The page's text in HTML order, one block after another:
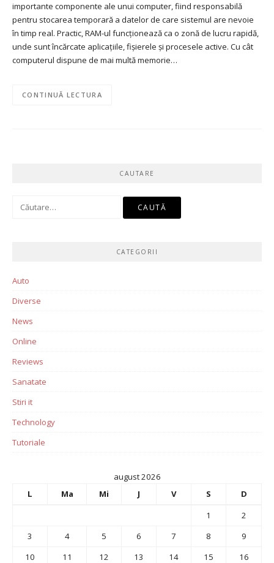
importante componente ale unui computer, fiind responsabilă
pentru stocarea temporară a datelor de care sistemul are nevoie
în timp real. Practic, RAM-ul funcționează ca o zonă de lucru rapidă,
unde sunt încărcate aplicațiile, fișierele și procesele active. Cu cât
computerul dispune de mai multă memorie…
CONTINUĂ LECTURA
CAUTARE
Caută
CATEGORII
Auto
Diverse
News
Online
Reviews
Sanatate
Stiri it
Technology
Tutoriale
august 2026
L
Ma Mi J V S
D
1
2
3
4 5 6 7 8
9
10
11 12 13 14 15
16